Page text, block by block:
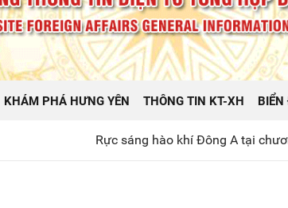
KHÁM PHÁ HƯNG YÊN THÔNG TIN KT-XH BIỂN
Rực sáng hào khí Đông A tại chương trình